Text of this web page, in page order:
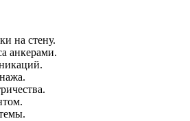
на стену.
анкерами.